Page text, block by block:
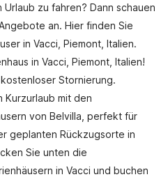
zu fahren? Dann schauen
an. Hier finden Sie
in Vacci, Piemont, Italien.
in Vacci, Piemont, Italien!
Stornierung.
Kurzurlaub mit den
von Belvilla, perfekt für
geplanten Rückzugsorte in
Sie unten die
in Vacci und buchen